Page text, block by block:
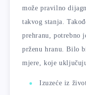
može pravilno
takvog stanja.
prehranu, potrebno
prženu hranu. Bilo
mjere, koje
Izuzeće iz